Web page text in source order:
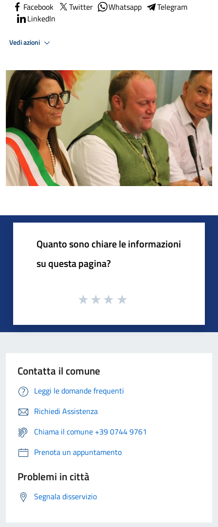
Facebook Twitter Whatsapp
Telegram
LinkedIn
Vedi azioni
Quanto sono chiare le informazioni
su questa pagina?
Contatta il comune
Leggi le domande frequenti
Richiedi Assistenza
Chiama il comune +39 0744 9761
Prenota un appuntamento
Problemi in città
Segnala disservizio